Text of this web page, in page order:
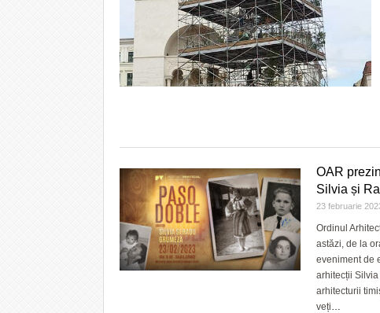
OAR
Silvia și
23 februarie
Ordinul
astăzi, de la
eveniment de
arhitecții
arhitecturii
veți…